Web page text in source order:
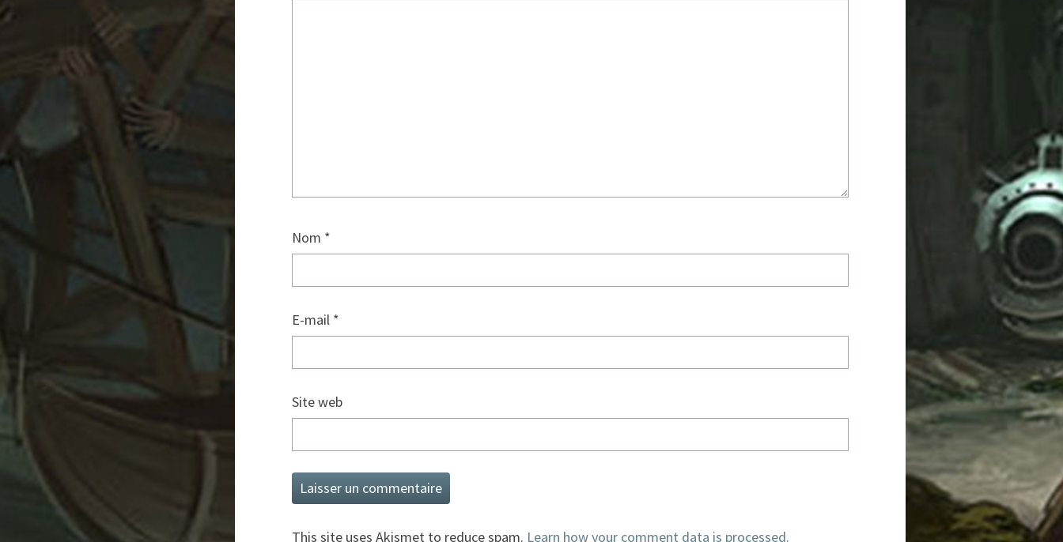
Nom *
E-mail *
Site web
This site uses Akismet to reduce spam. Learn how your comment data is processed.